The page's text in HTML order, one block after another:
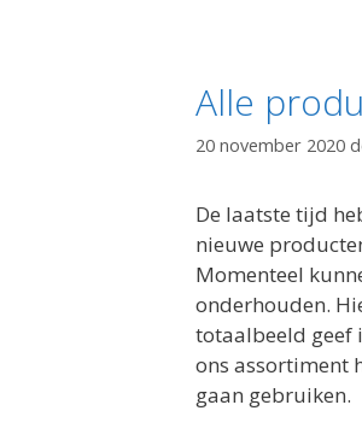
Alle
20 november 2020
De laatste tijd
nieuwe
Momenteel
onderhouden.
totaalbeeld geef
ons assortiment
gaan gebruiken.